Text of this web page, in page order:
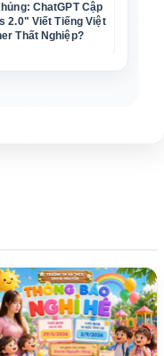
ChatGPT Cập
2.0" Viết Tiếng Việt
Thất Nghiệp?